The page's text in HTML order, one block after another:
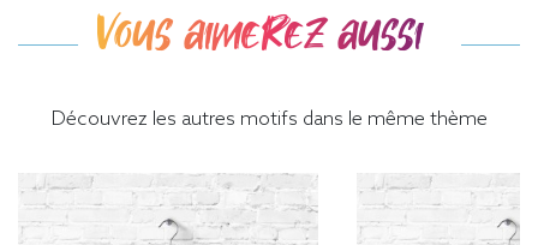
Vous aimerez aussi
Découvrez les autres motifs dans le même thème